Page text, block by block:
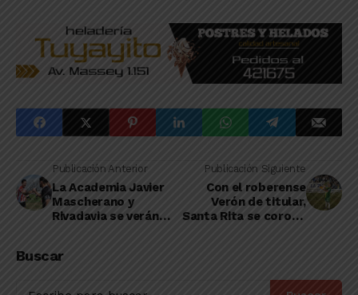
Publicación Anterior
La Academia Javier
Mascherano y
Rivadavia se verán
Bonaerense
Publicación Siguiente
Con el roberense
Verón de titular,
Santa Rita se coronó
Buscar